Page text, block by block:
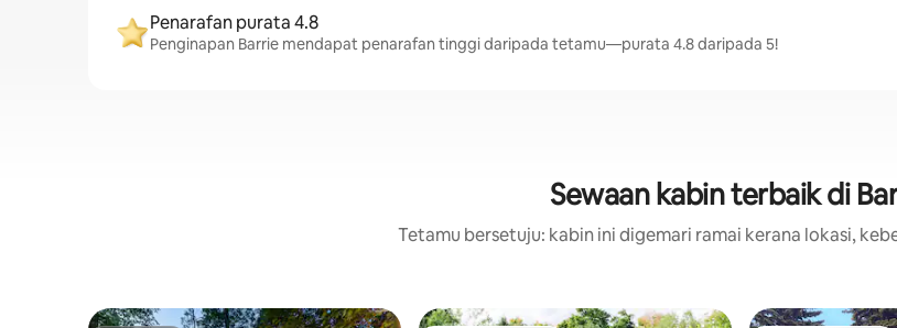
Penarafan purata 4.8
Penginapan Barrie mendapat penarafan tinggi daripada tetamu—purata 4.8 daripada 5!
Sewaan kabin terbaik di
Tetamu bersetuju: kabin ini digemari ramai kerana lokasi,